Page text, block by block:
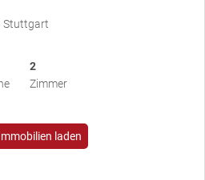
Stuttgart
2
Zimmer
laden